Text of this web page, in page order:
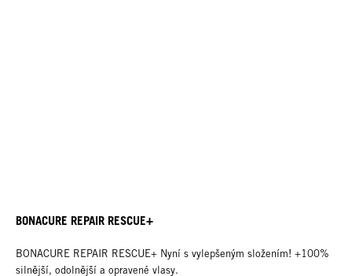
BONACURE REPAIR RESCUE+
BONACURE REPAIR RESCUE+ Nyní s vylepšeným složením! +100%
silnější, odolnější a opravené vlasy.